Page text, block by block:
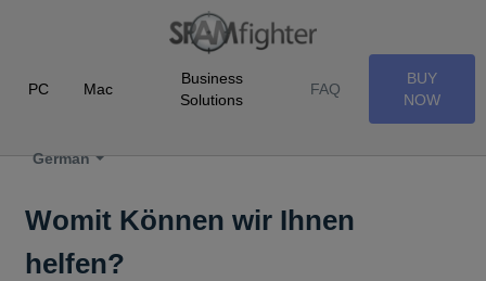
PC Mac
Business
Solutions
FAQ
BUY
NOW
German
Womit Können wir Ihnen
helfen?